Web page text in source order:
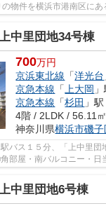
物件を横浜市港南区に
上中里団地34号棟
700万円
京浜東北線 「洋光台
京急本線 「 上大岡 」
京急本線 「杉田 」
4階 / 2LDK / 56.11㎡
神奈川県横浜市磯子
バス１５分、「上中里団
部屋・南バルコニー・日
発行可能！（住宅ローン
上中里団地6号棟